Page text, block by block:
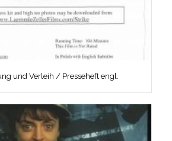
und Verleih / Presseheft engl.